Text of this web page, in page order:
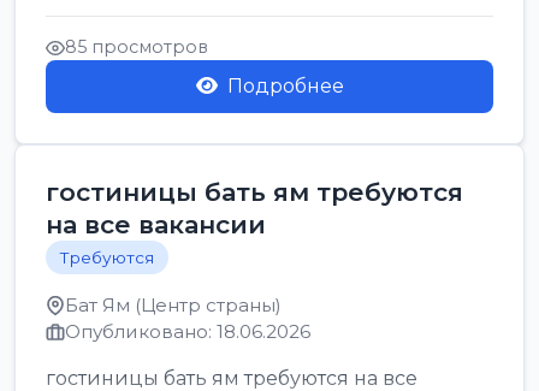
керен ишт...
85 просмотров
Подробнее
гостиницы бать ям требуются
на все вакансии
Требуются
Бат Ям (Центр страны)
Опубликовано: 18.06.2026
гостиницы бать ям требуются на все